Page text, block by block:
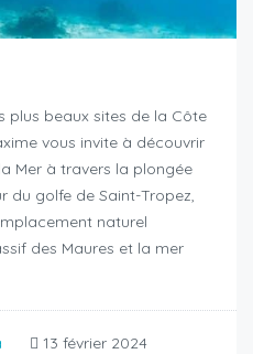
plus beaux sites de la Côte
vous invite à découvrir
Mer à travers la plongée
du golfe de Saint-Tropez,
naturel
des Maures et la mer
13 février 2024